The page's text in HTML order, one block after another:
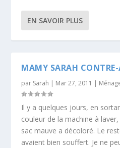
EN SAVOIR PLUS
MAMY SARAH
par Sarah | Mar 27, 2011 |
Il y a quelques jours, en
couleur de la machine à
sac mauve a décoloré. Le
avaient bien souffert. Je ne